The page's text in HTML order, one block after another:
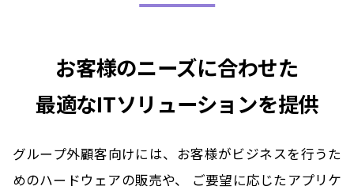
お客様のニーズに合わせた
最適なITソリューションを提供
グループ外顧客向けには、お客様がビジネスを行うた
めのハードウェアの販売や、
ご要望に応じたアプリケ